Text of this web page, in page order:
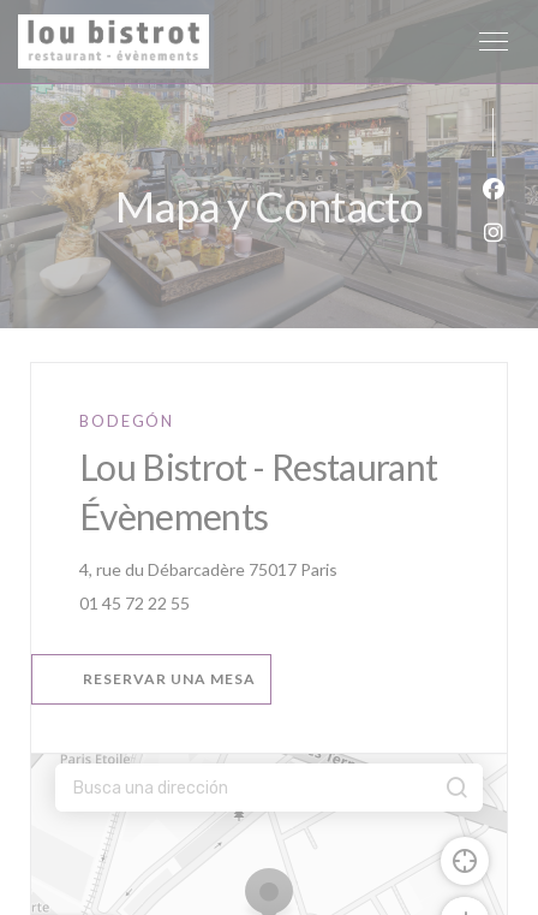
Personalización de sus opciones de cookies
Mapa y Contacto
BODEGÓN
Lou Bistrot - Restaurant
Évènements
4, rue du Débarcadère 75017 Paris
01 45 72 22 55
RESERVAR UNA MESA